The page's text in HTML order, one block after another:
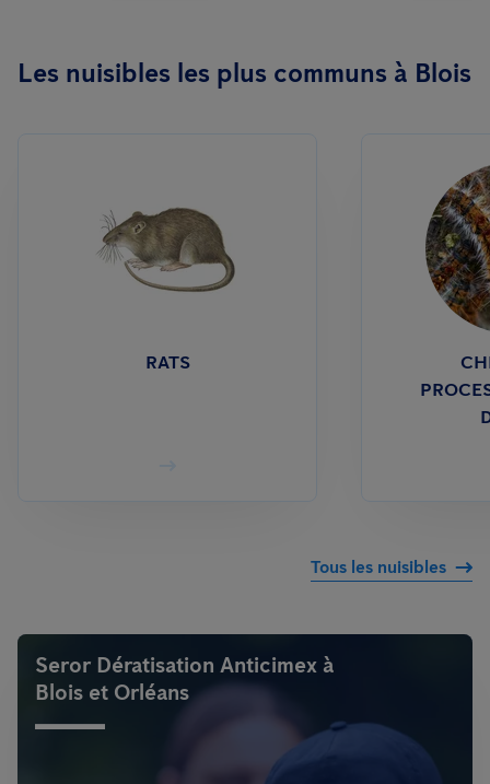
Les nuisibles les plus communs à Blois
RATS
Tous les nuisibles
Seror Dératisation Anticimex à
Blois et Orléans